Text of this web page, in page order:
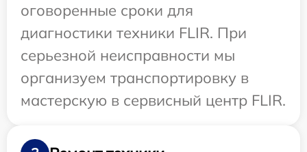
оговоренные сроки для
диагностики техники FLIR. При
серьезной неисправности мы
организуем транспортировку в
мастерскую в сервисный центр FLIR.